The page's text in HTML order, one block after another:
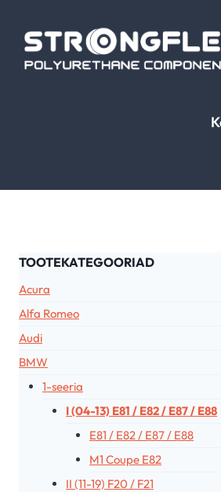
content
TOOTEKATEGOORIAD
Acura
Alfa Romeo
Audi
BMW
1-seeria
I (04-13) E81 / E82 / E87 / E88
E81 / E82 / E87 / E88
M1 Coupe E82
II (11-19) F20 / F21